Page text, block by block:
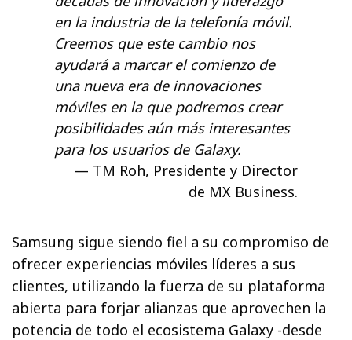
en la industria de la telefonía móvil.
Creemos que este cambio nos
ayudará a marcar el comienzo de
una nueva era de innovaciones
móviles en la que podremos crear
posibilidades aún más interesantes
para los usuarios de Galaxy.
TM Roh, Presidente y Director
de MX Business.
Samsung sigue siendo fiel a su compromiso de
ofrecer experiencias móviles líderes a sus
clientes, utilizando la fuerza de su plataforma
abierta para forjar alianzas que aprovechen la
potencia de todo el ecosistema Galaxy -desde